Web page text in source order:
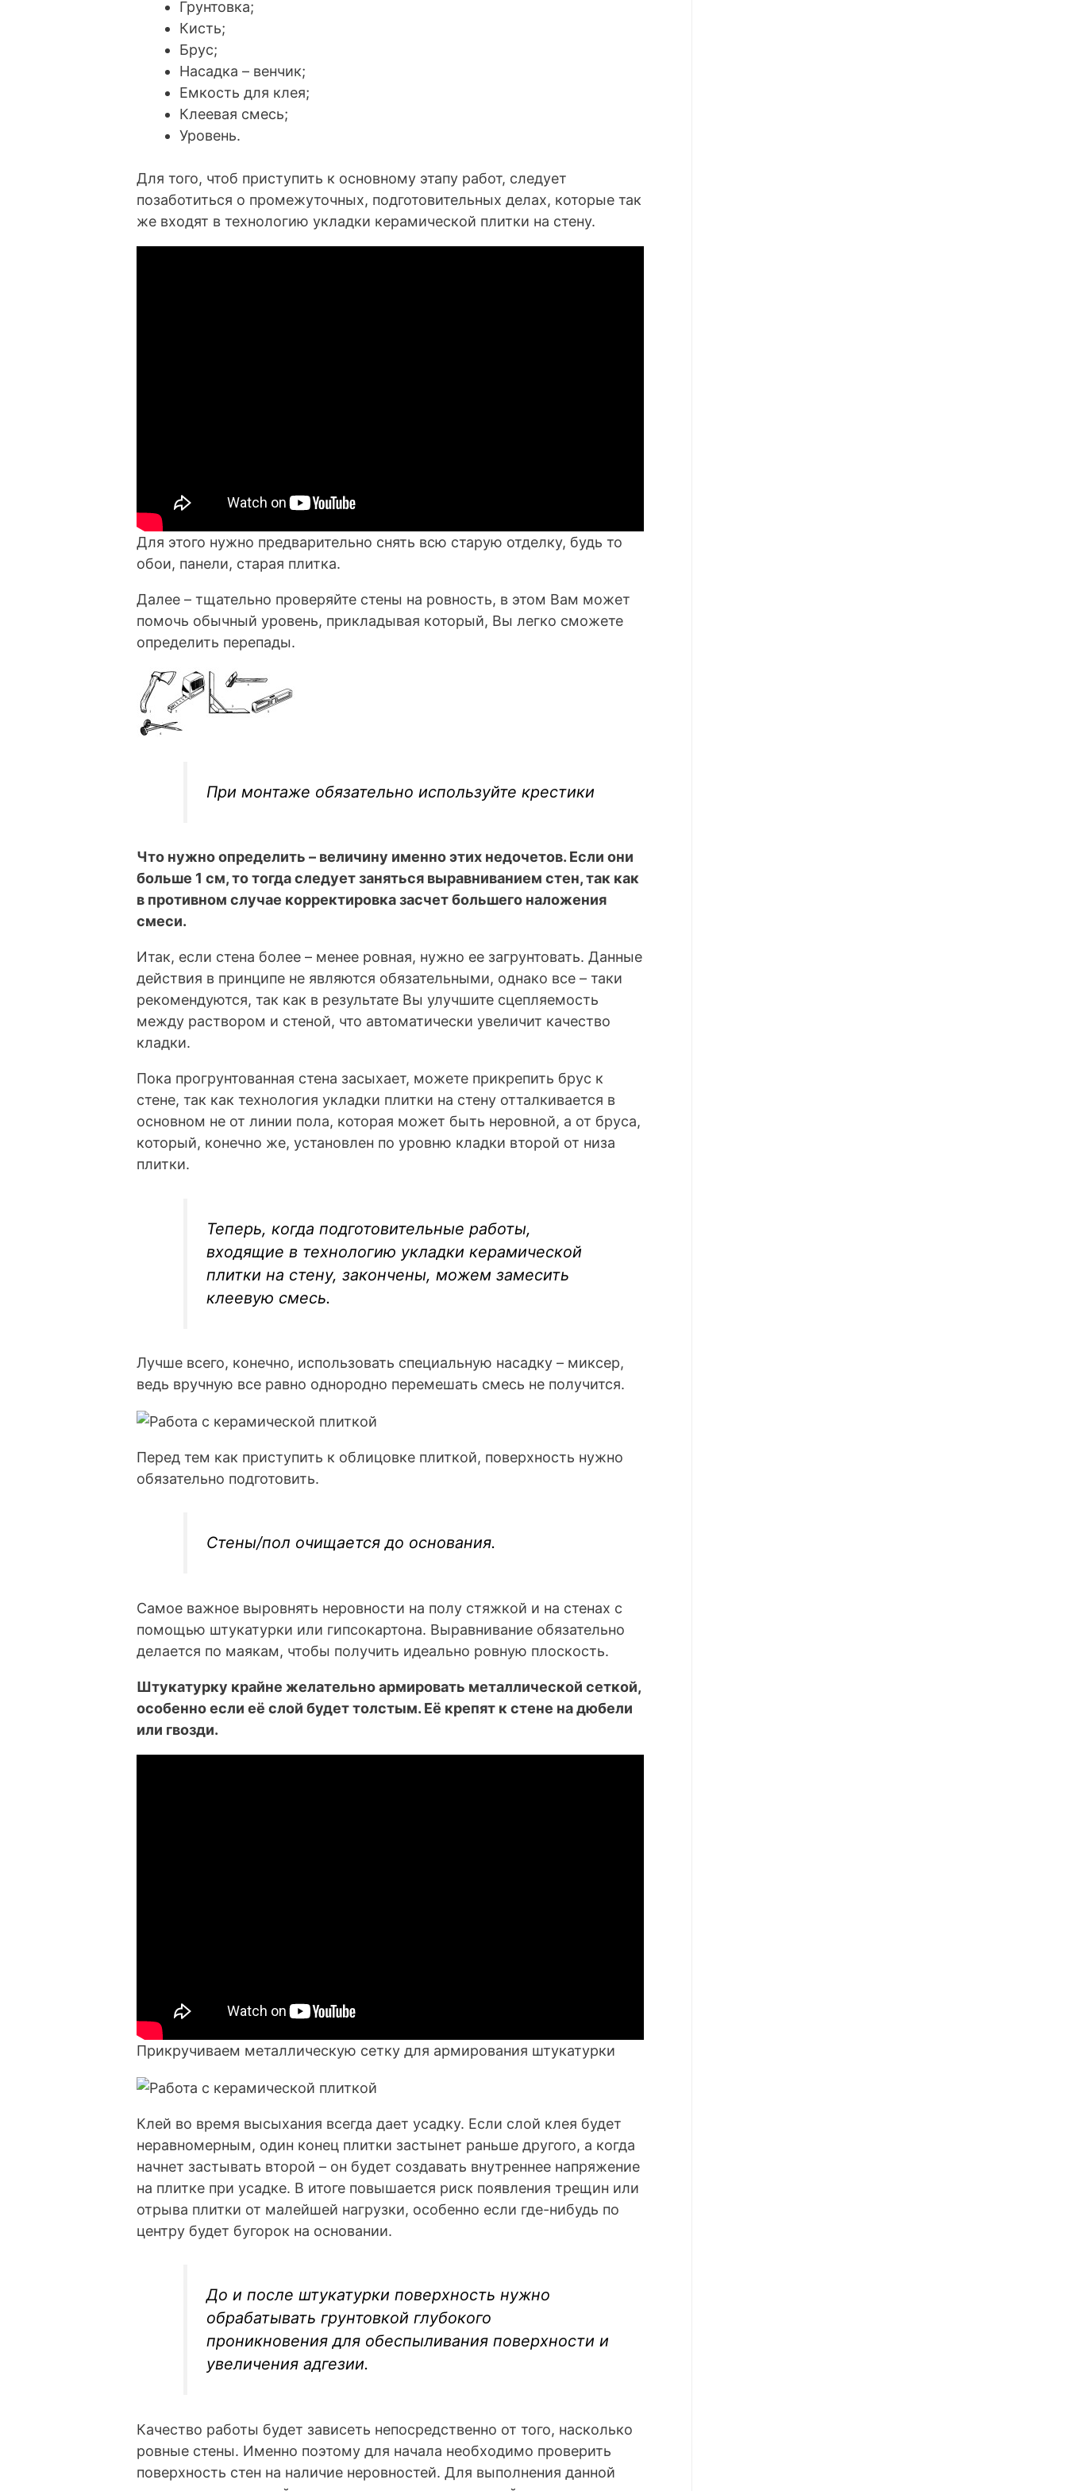
Грунтовка;
Кисть;
Брус;
Насадка – венчик;
Емкость для клея;
Клеевая смесь;
Уровень.
Для того, чтоб приступить к основному этапу работ, следует
позаботиться о промежуточных, подготовительных делах, которые так
же входят в технологию укладки керамической плитки на стену.
Для этого нужно предварительно снять всю старую отделку, будь то
обои, панели, старая плитка.
Далее – тщательно проверяйте стены на ровность, в этом Вам может
помочь обычный уровень, прикладывая который, Вы легко сможете
определить перепады.
При монтаже обязательно используйте крестики
Что нужно определить – величину именно этих недочетов. Если они
больше 1 см, то тогда следует заняться выравниванием стен, так как
в противном случае корректировка засчет большего наложения
смеси.
Итак, если стена более – менее ровная, нужно ее загрунтовать. Данные
действия в принципе не являются обязательными, однако все – таки
рекомендуются, так как в результате Вы улучшите сцепляемость
между раствором и стеной, что автоматически увеличит качество
кладки.
Пока прогрунтованная стена засыхает, можете прикрепить брус к
стене, так как технология укладки плитки на стену отталкивается в
основном не от линии пола, которая может быть неровной, а от бруса,
который, конечно же, установлен по уровню кладки второй от низа
плитки.
Теперь, когда подготовительные работы,
входящие в технологию укладки керамической
плитки на стену, закончены, можем замесить
клеевую смесь.
Лучше всего, конечно, использовать специальную насадку – миксер,
ведь вручную все равно однородно перемешать смесь не получится.
Перед тем как приступить к облицовке плиткой, поверхность нужно
обязательно подготовить.
Стены/пол очищается до основания.
Самое важное выровнять неровности на полу стяжкой и на стенах с
помощью штукатурки или гипсокартона. Выравнивание обязательно
делается по маякам, чтобы получить идеально ровную плоскость.
Штукатурку крайне желательно армировать металлической сеткой,
особенно если её слой будет толстым. Её крепят к стене на дюбели
или гвозди.
Прикручиваем металлическую сетку для армирования штукатурки
Клей во время высыхания всегда дает усадку. Если слой клея будет
неравномерным, один конец плитки застынет раньше другого, а когда
начнет застывать второй – он будет создавать внутреннее напряжение
на плитке при усадке. В итоге повышается риск появления трещин или
отрыва плитки от малейшей нагрузки, особенно если где-нибудь по
центру будет бугорок на основании.
До и после штукатурки поверхность нужно
обрабатывать грунтовкой глубокого
проникновения для обеспыливания поверхности и
увеличения адгезии.
Качество работы будет зависеть непосредственно от того, насколько
ровные стены. Именно поэтому для начала необходимо проверить
поверхность стен на наличие неровностей. Для выполнения данной